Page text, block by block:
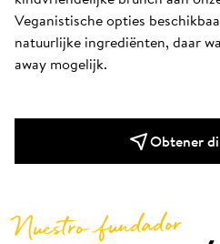
Veganistische opties
natuurlijke ingrediënten, daar
away mogelijk.
Obtener
Nuestro fundador